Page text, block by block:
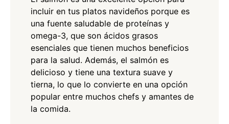
incluir en tus platos navideños porque es
una fuente saludable de proteínas y
omega-3, que son ácidos grasos
esenciales que tienen muchos beneficios
para la salud. Además, el salmón es
delicioso y tiene una textura suave y
tierna, lo que lo convierte en una opción
popular entre muchos chefs y amantes de
la comida.